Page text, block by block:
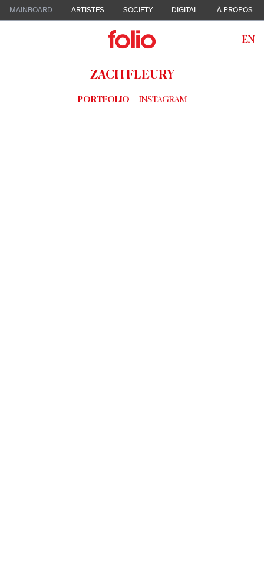
MAINBOARD ARTISTES SOCIETY DIGITAL À PROPOS
EN
ZACH FLEURY
PORTFOLIO INSTAGRAM